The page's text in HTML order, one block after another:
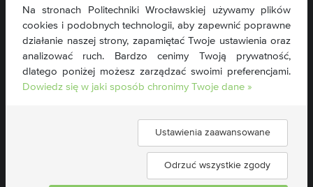
Wydział Inżynierii Środowiska
Plac Grunwaldzki 13
50-377 Wrocław
tel. 71 320 46 76
wis@pwr.edu.pl
NIP: 896-000-58-51
Na stronach Politechniki Wrocławskiej używamy plików
cookies i podobnych technologii, aby zapewnić poprawne
działanie naszej strony, zapamiętać Twoje ustawienia oraz
analizować ruch. Bardzo cenimy Twoją prywatność,
dlatego poniżej możesz zarządzać swoimi preferencjami.
Dowiedz się w jaki sposób chronimy Twoje dane »
Ustawienia zaawansowane
Odrzuć wszystkie zgody